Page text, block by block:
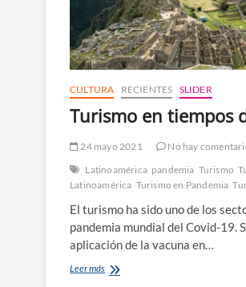
CULTURA RECIENTES SLIDER
Turismo en tiempos
24 mayo 2021
No hay
Latinoamérica pandemia Turismo
Latinoamérica Turismo en Pandemia
El turismo ha sido uno de los
pandemia mundial del Covid-19.
aplicación de la vacuna en…
Leer másTurismo